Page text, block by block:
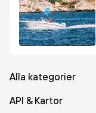
Alla kategorier
API & Kartor